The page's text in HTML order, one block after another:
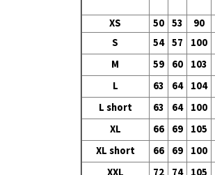
XS 50 53 90
S
54 57 100
M
59 60 103
L
63 64 104
L short
63 64 100
XL
66 69 105
XL short
66 69 100